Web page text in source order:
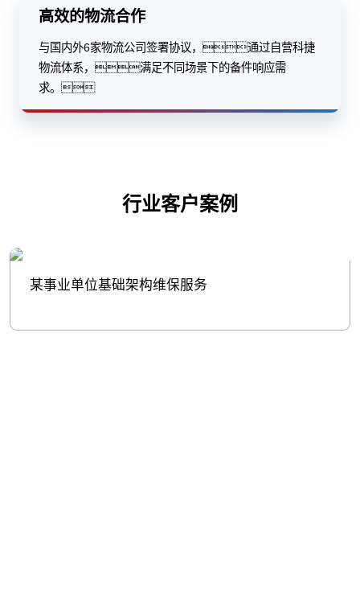
高效的物流合作
与国内外6家物流公司签署协议，通过自营科捷
物流体系，满足不同场景下的备件响应需
求。
行业客户案例
某事业单位基础架构维保服务